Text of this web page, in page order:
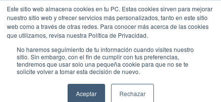
Este sitio web almacena cookies en tu PC. Estas cookies sirven para mejorar
nuestro sitio web y ofrecer servicios más personalizados, tanto en este sitio
web como a través de otras redes. Para conocer más acerca de las cookies
que utilizamos, revisa nuestra Política de Privacidad.
No haremos seguimiento de tu información cuando visites nuestro
sitio. Sin embargo, con el fin de cumplir con tus preferencias,
tendremos que usar solo una pequeña cookie para que no se te
solicite volver a tomar esta decisión de nuevo.
Aceptar Rechazar
Saltar
contenido
Traducir »